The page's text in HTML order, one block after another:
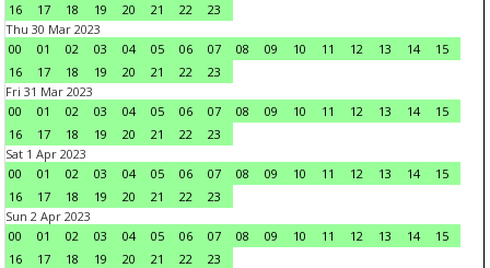
16
17 18 19 20 21 22
23
Thu 30 Mar 2023
00
01 02 03 04 05 06 07 08 09 10 11 12 13 14
15
16
17 18 19 20 21 22
23
Fri 31 Mar 2023
00
01 02 03 04 05 06 07 08 09 10 11 12 13 14
15
16
17 18 19 20 21 22
23
Sat 1 Apr 2023
00
01 02 03 04 05 06 07 08 09 10 11 12 13 14
15
16
17 18 19 20 21 22
23
Sun 2 Apr 2023
00
01 02 03 04 05 06 07 08 09 10 11 12 13 14
15
16
17 18 19 20 21 22
23